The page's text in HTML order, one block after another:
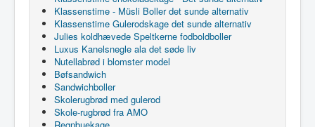
Klassenstime - Müsli Boller det sunde alternativ
Klassenstime Gulerodskage det sunde alternativ
Julies koldhævede Speltkerne fodboldboller
Luxus Kanelsnegle ala det søde liv
Nutellabrød i blomster model
Bøfsandwich
Sandwichboller
Skolerugbrød med gulerod
Skole-rugbrød fra AMO